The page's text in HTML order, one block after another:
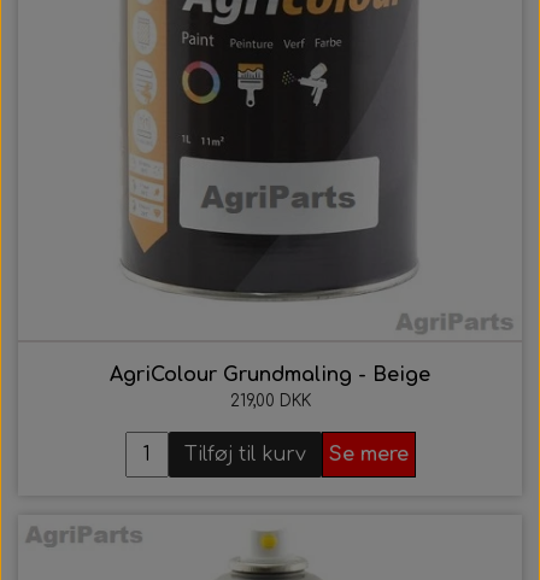
AgriColour Grundmaling - Beige
219,00 DKK
Tilføj til kurv Se mere